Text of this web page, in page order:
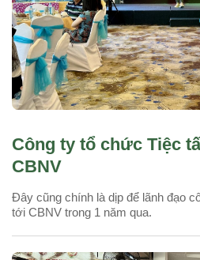
Công ty tổ chức Tiệc
CBNV
Đây cũng chính là dịp để lãnh đạo
tới CBNV trong 1 năm qua.